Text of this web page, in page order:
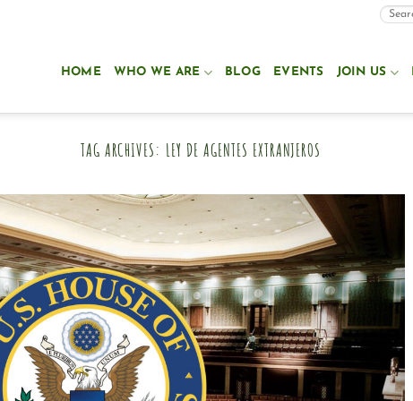
HOME WHO WE ARE BLOG EVENTS JOIN US
TAG ARCHIVES: LEY DE AGENTES EXTRANJEROS